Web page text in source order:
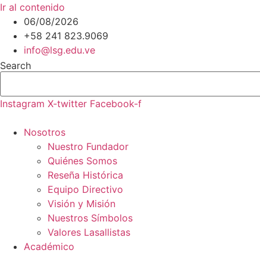
Ir al contenido
06/08/2026
+58 241 823.9069
info@lsg.edu.ve
Search
Instagram X-twitter Facebook-f
Nosotros
Nuestro Fundador
Quiénes Somos
Reseña Histórica
Equipo Directivo
Visión y Misión
Nuestros Símbolos
Valores Lasallistas
Académico